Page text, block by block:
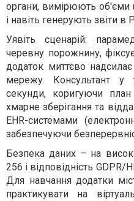
органи, вимірюють об'єми
і навіть генерують звіти в
Уявіть сценарій:
черевну порожнину,
додаток миттєво
мережу. Консультант у
секунди, коригуючи план
хмарне зберігання та
EHR-системами
забезпечуючи
Безпека даних – на
256 і відповідність
Для навчання додатки
практикувати на